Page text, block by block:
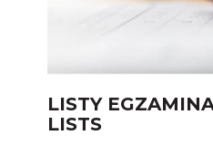
LISTY
LISTS